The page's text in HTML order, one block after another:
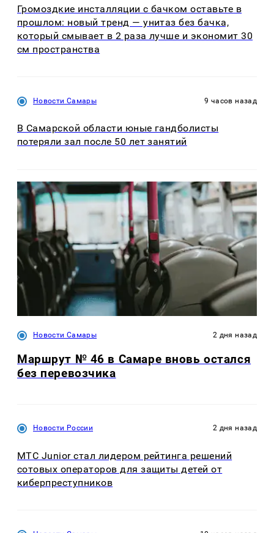
Громоздкие инсталляции с бачком оставьте в
прошлом: новый тренд — унитаз без бачка,
который смывает в 2 раза лучше и экономит 30
см пространства
Новости Самары 9 часов назад
В Самарской области юные гандболисты
потеряли зал после 50 лет занятий
Новости Самары 2 дня назад
Маршрут № 46 в Самаре вновь остался
без перевозчика
Новости России 2 дня назад
МТС Junior стал лидером рейтинга решений
сотовых операторов для защиты детей от
киберпреступников